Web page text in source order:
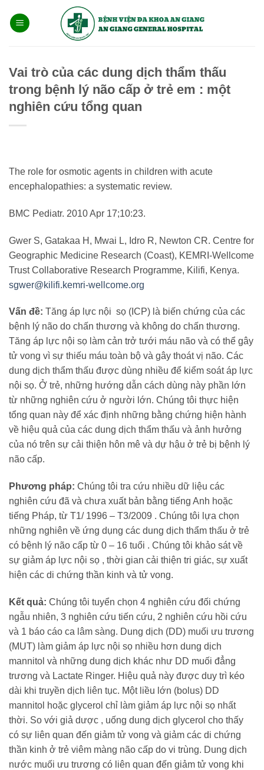
qua
Vai trò của các dung dịch thẩm thấu
trong bệnh lý não cấp ở trẻ em : một
nghiên cứu tổng quan
The role for osmotic agents in children with acute
encephalopathies: a systematic review.
BMC Pediatr. 2010 Apr 17;10:23.
Gwer S, Gatakaa H, Mwai L, Idro R, Newton CR. Centre for
Geographic Medicine Research (Coast), KEMRI-Wellcome
Trust Collaborative Research Programme, Kilifi, Kenya.
sgwer@kilifi.kemri-wellcome.org
Vấn đề: Tăng áp lực nội sọ (ICP) là biến chứng của các
bệnh lý não do chấn thương và không do chấn thương.
Tăng áp lực nội sọ làm cản trở tưới máu não và có thể gây
tử vong vì sự thiếu máu toàn bộ và gây thoát vị não. Các
dung dịch thẩm thấu được dùng nhiều để kiểm soát áp lực
nội sọ. Ở trẻ, những hướng dẫn cách dùng này phần lớn
từ những nghiên cứu ở người lớn. Chúng tôi thực hiện
tổng quan này để xác định những bằng chứng hiện hành
về hiệu quả của các dung dịch thẩm thấu và ảnh hưởng
của nó trên sự cải thiện hôn mê và dự hậu ở trẻ bị bệnh lý
não cấp.
Phương pháp: Chúng tôi tra cứu nhiều dữ liệu các
nghiên cứu đã và chưa xuất bản bằng tiếng Anh hoặc
tiếng Pháp, từ T1/ 1996 – T3/2009 . Chúng tôi lựa chọn
những nghiên về ứng dụng các dung dịch thẩm thấu ở trẻ
có bệnh lý não cấp từ 0 – 16 tuổi . Chúng tôi khảo sát về
sự giảm áp lực nội sọ , thời gian cải thiện tri giác, sự xuất
hiện các di chứng thần kinh và tử vong.
Kết quả: Chúng tôi tuyển chọn 4 nghiên cứu đối chứng
ngẫu nhiên, 3 nghiên cứu tiến cứu, 2 nghiên cứu hồi cứu
và 1 báo cáo ca lâm sàng. Dung dịch (DD) muối ưu trương
(MUT) làm giảm áp lực nội sọ nhiều hơn dung dịch
mannitol và những dung dịch khác như DD muối đẳng
trương và Lactate Ringer. Hiệu quả này được duy trì kéo
dài khi truyền dịch liên tục. Một liều lớn (bolus) DD
mannitol hoặc glycerol chỉ làm giảm áp lực nội sọ nhất
thời. So với giả dược , uống dung dịch glycerol cho thấy
có sự liên quan đến giảm tử vong và giảm các di chứng
thần kinh ở trẻ viêm màng não cấp do vi trùng. Dung dịch
nước muối ưu trương có liên quan đến giảm tử vong khi